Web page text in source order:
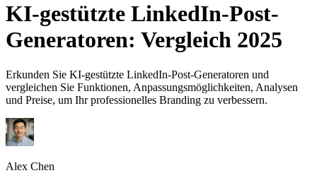
KI-gestützte LinkedIn-Post-
Generatoren: Vergleich 2025
Erkunden Sie KI-gestützte LinkedIn-Post-Generatoren und
vergleichen Sie Funktionen, Anpassungsmöglichkeiten, Analysen
und Preise, um Ihr professionelles Branding zu verbessern.
Alex Chen